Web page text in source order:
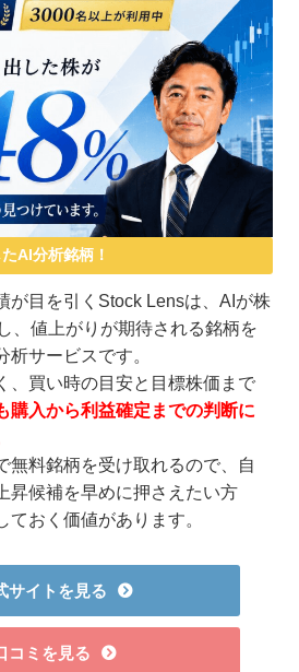
AI分析銘柄！
が目を引くStock Lensは、AIが株
、値上がりが期待される銘柄を
析サービスです。
、買い時の目安と目標株価まで
購入から利益確定までの判断に
無料銘柄を受け取れるので、自
昇候補を早めに押さえたい方
ておく価値があります。
サイトを見る
コミを見る